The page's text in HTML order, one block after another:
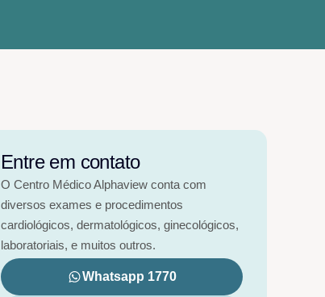
Entre em contato
O Centro Médico Alphaview conta com
diversos exames e procedimentos
cardiológicos, dermatológicos, ginecológicos,
laboratoriais, e muitos outros.
Whatsapp 1770